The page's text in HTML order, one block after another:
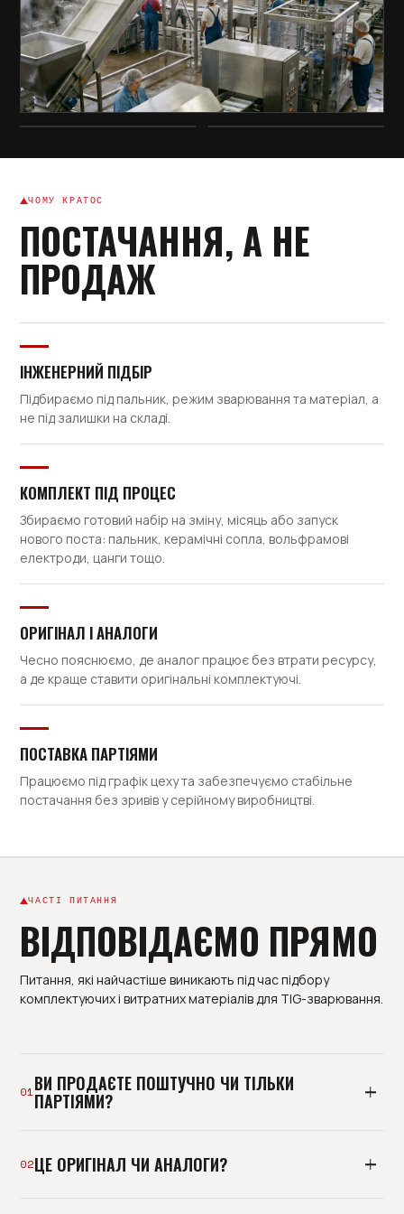
ЧОМУ КРАТОС
ПОСТАЧАННЯ, А НЕ
ПРОДАЖ
ІНЖЕНЕРНИЙ ПІДБІР
Підбираємо під пальник, режим зварювання та матеріал, а
не під залишки на складі.
КОМПЛЕКТ ПІД ПРОЦЕС
Збираємо готовий набір на зміну, місяць або запуск
нового поста: пальник, керамічні сопла, вольфрамові
електроди, цанги тощо.
ОРИГІНАЛ І АНАЛОГИ
Чесно пояснюємо, де аналог працює без втрати ресурсу,
а де краще ставити оригінальні комплектуючі.
ПОСТАВКА ПАРТІЯМИ
Працюємо під графік цеху та забезпечуємо стабільне
постачання без зривів у серійному виробництві.
ЧАСТІ ПИТАННЯ
ВІДПОВІДАЄМО ПРЯМО
Питання, які найчастіше виникають під час підбору
комплектуючих і витратних матеріалів для TIG-зварювання.
01ВИ ПРОДАЄТЕ ПОШТУЧНО ЧИ ТІЛЬКИ
ПАРТІЯМИ?
партіями під план споживання, але можемо
02ЦЕ ОРИГІНАЛ ЧИ АНАЛОГИ?